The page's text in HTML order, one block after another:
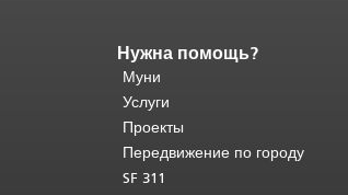
Конец
содержимого
страницы.
часть
этой
страницы
Нужна помощь?
Муни
Услуги
Проекты
Передвижение по городу
SF 311